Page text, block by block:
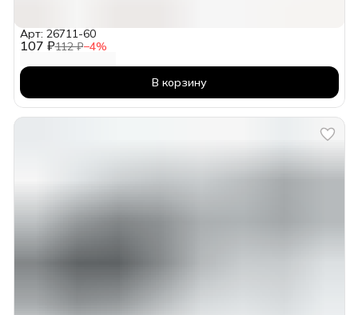
107 ₽112 ₽−4%
Арт: 26711-60
В корзину